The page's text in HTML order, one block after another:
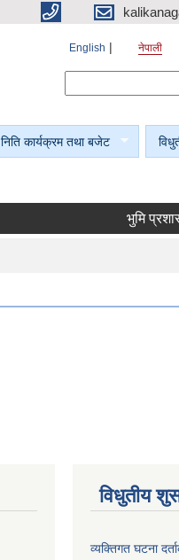
English नेपाली
निति कार्यक्रम तथा बजेट
भुमि प्रशासन
विधुतीय
व्यक्तिगत घटना